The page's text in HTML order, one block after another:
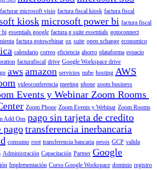
facturar microsoft visio factura fiscal kiosk factura fiscal
kioskmicrosoft power bi factura fiscal
bi essentials google factura g suite essentials gotoconnect
factura gotowebinar ox suite open xchange economico
calendario correo eficiencia ahorro plataforma espacio
facturafiscal drive Google Workspace drive
aws amazon servicios nube hosting AWS
videoconferencia meeting phone zoom business
Events y Webinar Zoom Rooms
Zoom Phone Zoom Events y Webinar Zoom Rooms
Add Ons pago sin tarjeta de credito
pagotransferencia inerbancaria
consumo root transferencia bancaria pesos GCP valida
Administración Capacitación Partner Google
Implementación Curso Google Workspace dominio registro